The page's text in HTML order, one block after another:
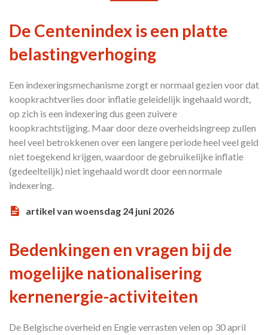
De Centenindex is een platte
belastingverhoging
Een indexeringsmechanisme zorgt er normaal gezien voor dat
koopkrachtverlies door inflatie geleidelijk ingehaald wordt,
op zich is een indexering dus geen zuivere
koopkrachtstijging. Maar door deze overheidsingreep zullen
heel veel betrokkenen over een langere periode heel veel geld
niet toegekend krijgen, waardoor de gebruikelijke inflatie
(gedeeltelijk) niet ingehaald wordt door een normale
indexering.
artikel van woensdag 24 juni 2026
Bedenkingen en vragen bij de
mogelijke nationalisering
kernenergie-activiteiten
De Belgische overheid en Engie verrasten velen op 30 april